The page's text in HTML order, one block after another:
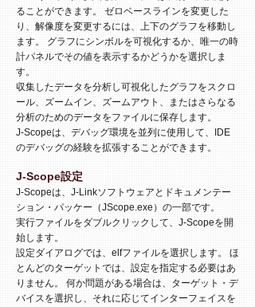
ることができます。 ゼロベースラインを変更した
り、解像度を変更するには、上下のグラフを移動し
ます。 グラフにシンボルを可視化するか、唯一の時
計パネルでその値を表示するかどうかを選択しま
す。
収集したデータを分析し可視化したグラフをスクロ
ール、ズームイン、ズームアウト、またはさらなる
分析のためのデータをファイルに保存します。
J-Scopeは、デバッグ環境を並列に使用して、IDE
のデバッグの経験を拡張することができます。
J-Scope設定
J-Scopeは、J-Linkソフトウェアとドキュメンテー
ション・パッケー（JScope.exe）の一部です。
実行ファイルをダブルクリックして、J-Scopeを開
始します。
設定ダイアログでは、elfファイルを選択します。 ほ
とんどのターゲットでは、設定を指定する必要はあ
りません。 何か問題がある場合は、ターゲット・デ
バイスを選択し、それに応じてインターフェイスを